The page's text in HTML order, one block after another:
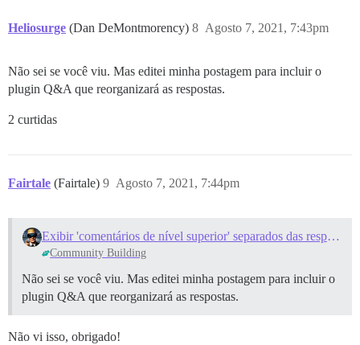
Heliosurge (Dan DeMontmorency) Agosto 7, 2021, 7:43pm
8
Não sei se você viu. Mas editei minha postagem para incluir o
plugin Q&A que reorganizará as respostas.
2 curtidas
Fairtale (Fairtale) Agosto 7, 2021, 7:44pm
9
Exibir 'comentários de nível superior' separados das respostas aos comentários (Alternativa aos Comentários em Tópico?)
Community Building
Não sei se você viu. Mas editei minha postagem para incluir o
plugin Q&A que reorganizará as respostas.
Não vi isso, obrigado!